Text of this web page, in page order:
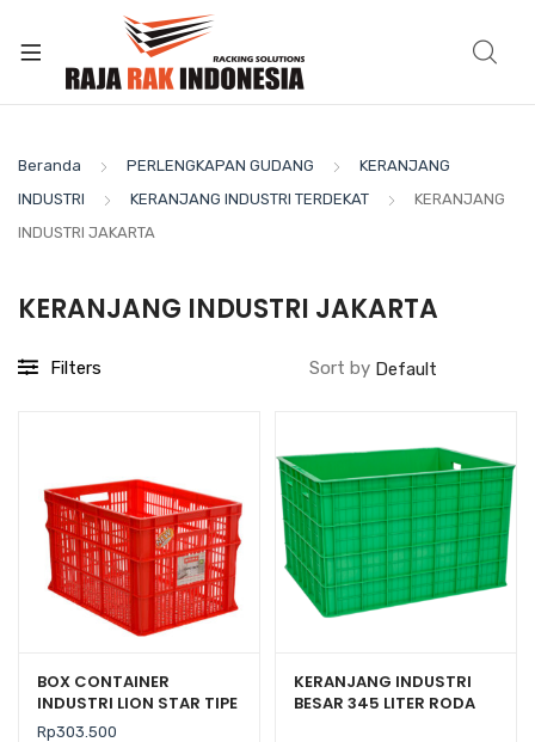
Beranda PERLENGKAPAN GUDANG
KERANJANG
INDUSTRI
KERANJANG INDUSTRI TERDEKAT
KERANJANG
INDUSTRI JAKARTA
KERANJANG INDUSTRI JAKARTA
Filters Sort by
BOX CONTAINER
INDUSTRI LION STAR TIPE
IC-29 FORTE CRATE 303
Rp303.500
KERANJANG INDUSTRI
BESAR 345 LITER RODA